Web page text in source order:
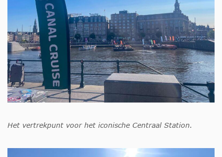
Het vertrekpunt voor het iconische Centraal Station.